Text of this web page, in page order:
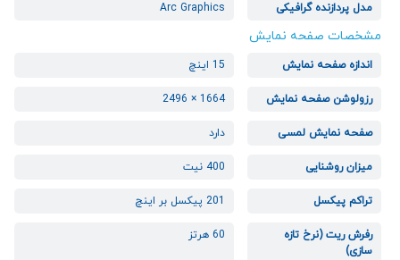
مدل پردازنده گرافیکی Arc Graphics
مشخصات صفحه نمایش
اندازه صفحه نمایش 15 اینچ
رزولوشن صفحه نمایش 1664 × 2496
صفحه نمایش لمسی دارد
میزان روشنایی 400 نیت
تراکم پیکسل 201 پیکسل بر اینچ
رفرش ریت (نرخ تازه
سازی)
60 هرتز